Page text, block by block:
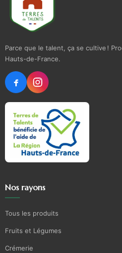
Parce que le talent, ça se cultive !
Hauts-de-France.
Nos rayons
Tous les produits
Fruits et Légumes
Crémerie